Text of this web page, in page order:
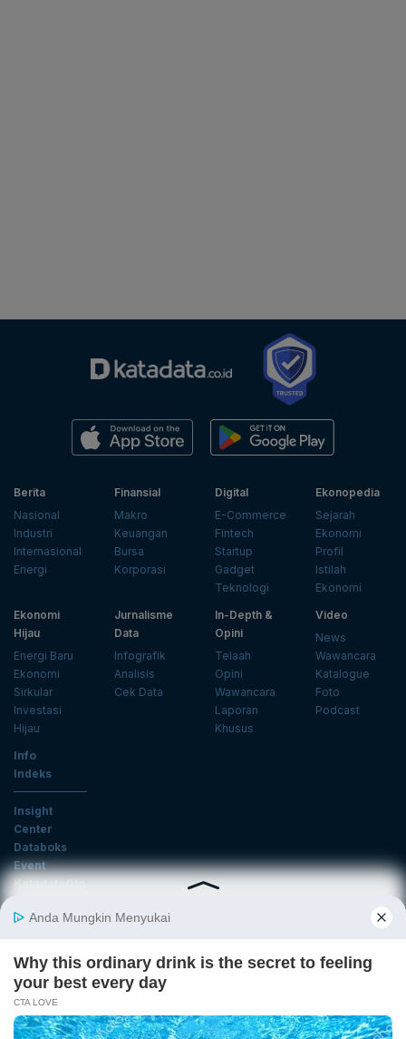
Berita
Nasional
Industri
Internasional
Energi
Finansial
Makro
Keuangan
Bursa
Korporasi
Digital
E-Commerce
Fintech
Startup
Gadget
Teknologi
Ekonopedia
Sejarah
Ekonomi
Profil
Istilah
Ekonomi
Ekonomi
Hijau
Energi Baru
Ekonomi
Sirkular
Investasi
Hijau
Jurnalisme
Data
Infografik
Analisis
Cek Data
In-Depth &
Opini
Telaah
Opini
Wawancara
Laporan
Khusus
Video
News
Wawancara
Katalogue
Foto
Podcast
Info
Indeks
Insight
Center
Databoks
Event
KatadataOto
Email
Daftar